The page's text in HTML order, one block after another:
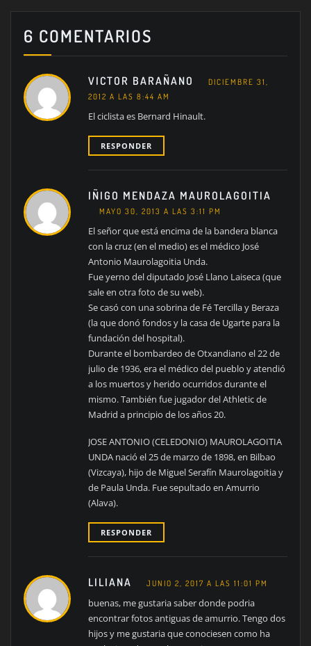
6 COMENTARIOS
VICTOR BARAÑANO
DICIEMBRE 31,
2012 A LAS 8:44 AM
El ciclista es Bernard Hinault.
RESPONDER
IÑIGO MENDAZA MAUROLAGOITIA
MAYO 30, 2013 A LAS 3:11 PM
El señor que está encima de la bandera blanca
con la cruz (en el medio) es el médico José
Antonio Maurolagoitia Unda.
Fue yerno del diputado José Llano Laiseca (que
sale en otra foto de su web).
Se casó con una sobrina de Fé Tercilla y Beraza
(la que donó fondos y la casa de Ugarte para la
fundación del hospital).
Durante el bombardeo de Otxandiano el 22 de
julio de 1936, era el médico del pueblo y atendió
a los muertos y herido ocurridos durante el
mismo. También fue jugador del Athletic de
Madrid a principio de los años 20.
JOSE ANTONIO (CELEDONIO) MAUROLAGOITIA
UNDA nació el 25 de marzo de 1898, en Bilbao
(Vizcaya), hijo de Miguel Serafín Maurolagoitia y
de Paula Unda. Fue sepultado en Amurrio
(Alava).
RESPONDER
LILIANA JUNIO 2, 2017 A LAS 11:01 PM
buenas, me gustaria saber donde podria
encontrar fotos antiguas de amurrio. Tengo dos
hijos y me gustaria que conociesen como ha